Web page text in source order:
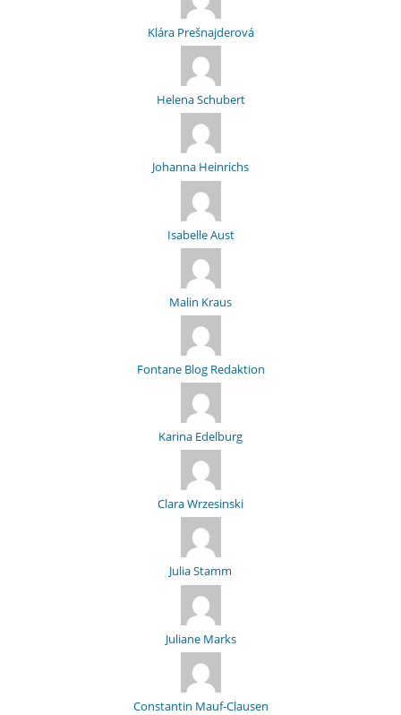
Klára Prešnajderová
Helena Schubert
Johanna Heinrichs
Isabelle Aust
Malin Kraus
Fontane Blog Redaktion
Karina Edelburg
Clara Wrzesinski
Julia Stamm
Juliane Marks
Constantin Mauf-Clausen